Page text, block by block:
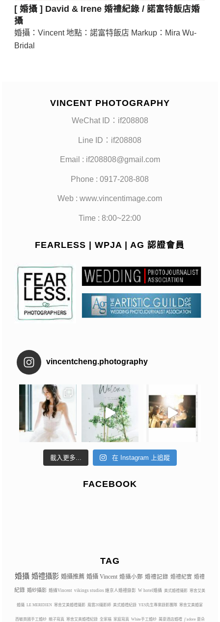
[ 婚攝 ] David & Irene 婚禮紀錄 / 諾富特飯店婚
攝
婚攝：Vincent 地點：諾富特飯店 Markup：Mira Wu-
Bridal
VINCENT PHOTOGRAPHY
WeChat ID：if208808
Line ID：if208808
Email : if208808@gmail.com
Phone : 0917-208-808
Web : www.vincentimage.com
Time : 8:00~22:00
FEARLESS | WPJA | AG 認證會員
vincentcheng.photography
載入更多... 在 Instagram 上追蹤
FACEBOOK
TAG
婚攝 婚禮攝影 婚攝推薦 婚攝 Vincent 婚攝小鄭 婚禮記錄 婚禮紀實 婚禮
紀錄 婚紗攝影 婚攝Vincent vikings studios 維京人婚禮錄影 W hotel婚攝 美式婚禮攝影 寒舍艾美
婚攝 LE MERIDIEN 寒舍艾美婚禮攝影 風雲20攝影師 美式婚禮紀錄 YES先生專業錄影團隊 寒舍艾美婚宴
西敏英國手工婚紗 親子寫真 寒舍艾美婚禮紀錄 全家福 家庭寫真 White手工婚紗 萬豪酒店婚禮 j’adore 夏朵